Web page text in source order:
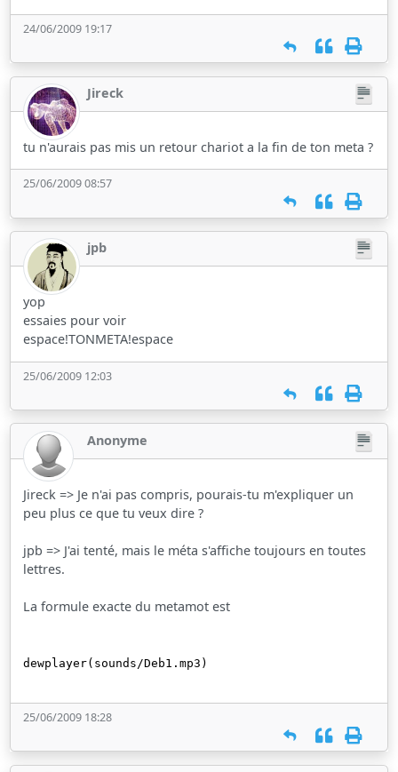
24/06/2009 19:17
Jireck
tu n'aurais pas mis un retour chariot a la fin de ton meta ?
25/06/2009 08:57
jpb
yop
essaies pour voir
espace!TONMETA!espace
25/06/2009 12:03
Anonyme
Jireck => Je n'ai pas compris, pourais-tu m'expliquer un
peu plus ce que tu veux dire ?
jpb => J'ai tenté, mais le méta s'affiche toujours en toutes
lettres.
La formule exacte du metamot est
dewplayer(sounds/Deb1.mp3)
25/06/2009 18:28